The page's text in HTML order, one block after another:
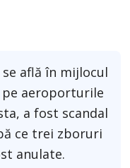
află în mijlocul
aeroporturile
a fost scandal
ce trei zboruri
anulate.